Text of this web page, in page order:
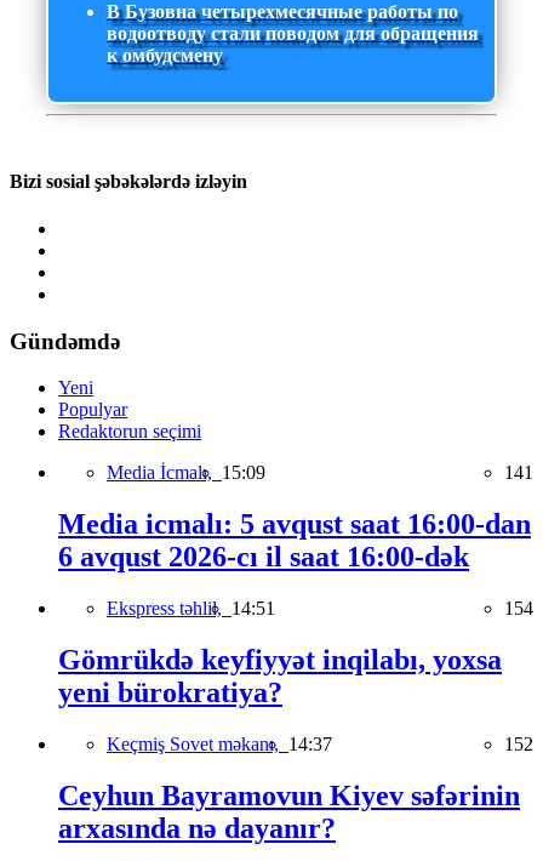
В Бузовна четырехмесячные работы по
водоотводу стали поводом для обращения
к омбудсмену
Bizi sosial şəbəkələrdə izləyin
Gündəmdə
Yeni
Populyar
Redaktorun seçimi
Media İcmalı, 15:09 141
Media icmalı: 5 avqust saat 16:00-dan
6 avqust 2026-cı il saat 16:00-dək
Ekspress təhlil, 14:51 154
Gömrükdə keyfiyyət inqilabı, yoxsa
yeni bürokratiya?
Keçmiş Sovet məkanı, 14:37 152
Ceyhun Bayramovun Kiyev səfərinin
arxasında nə dayanır?